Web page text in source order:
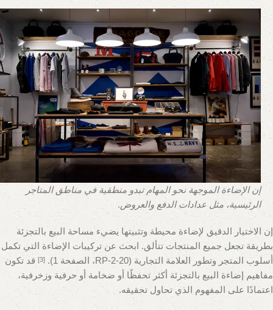
إن الإضاءة الموجهة نحو المهام تبدو منطقية في مناطق المتاجر
الرئيسية، مثل عدادات الدفع والعروض.
إن الاختيار الدقيق لإضاءة محيطة وتثبيتها يضيء مساحة البيع بالتجزئة
بطريقة تجعل جميع المنتجات تتألق. ابحث عن تركيبات الإضاءة التي تكمل
أسلوب المتجر وتطور العلامة التجارية (RP-2-20، الصفحة 1).
[3]
قد تكون
مفاهيم إضاءة البيع بالتجزئة أكثر تحفظًا أو ضخامة أو حرفية وزخرفية،
اعتمادًا على المفهوم الذي تحاول تحقيقه.